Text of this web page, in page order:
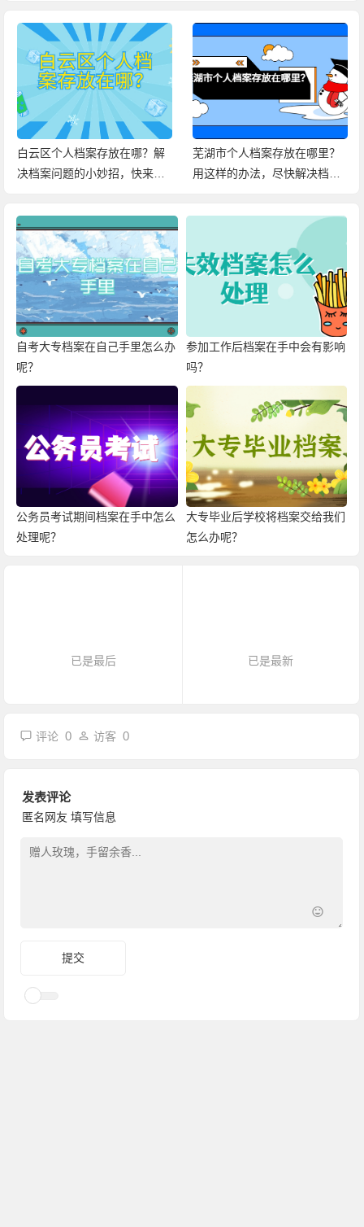
白云区个人档案存放在哪？解
决档案问题的小妙招，快来查
芜湖市个人档案存放在哪里？
用这样的办法，尽快解决档案
自考大专档案在自己手里怎么办
呢？
参加工作后档案在手中会有影响
吗？
公务员考试期间档案在手中怎么
处理呢？
大专毕业后学校将档案交给我们
怎么办呢？
已是最后 已是最新
评论0 访客0
发表评论
匿名网友 填写信息